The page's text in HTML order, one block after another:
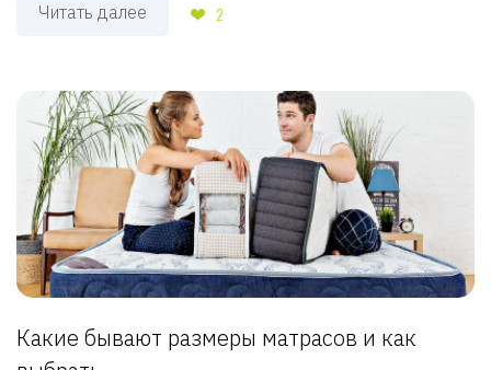
Читать далее 2
Какие бывают размеры матрасов и как